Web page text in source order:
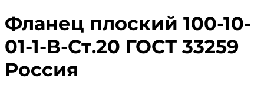
Фланец плоский 100-10-
01-1-В-Ст.20 ГОСТ 33259
Россия